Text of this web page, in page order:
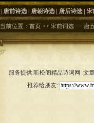
唐前诗选 唐朝诗选 唐后诗选 宋
当前位置： 首页 >> 宋前词选 >> 唐
服务提供:听松阁精品诗词网 文
推荐给朋友: